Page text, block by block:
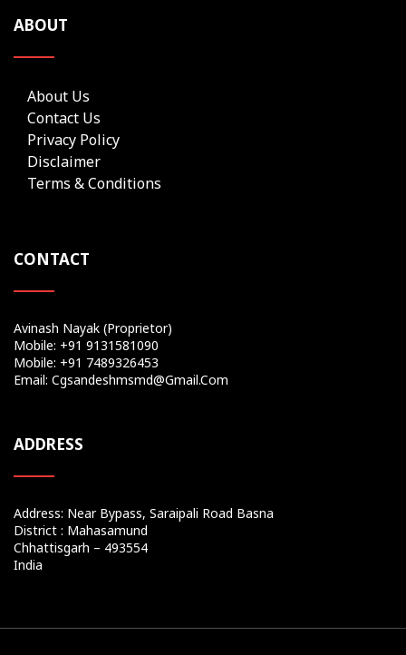
ABOUT
About Us
Contact Us
Privacy Policy
Disclaimer
Terms & Conditions
CONTACT
Avinash Nayak (Proprietor)
Mobile: +91 9131581090
Mobile: +91 7489326453
Email: Cgsandeshmsmd@gmail.com
ADDRESS
Address: Near Bypass, Saraipali Road Basna
District : Mahasamund
Chhattisgarh – 493554
India